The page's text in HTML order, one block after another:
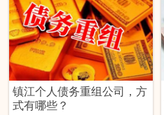
镇江个人债务重组公司，方
式有哪些？